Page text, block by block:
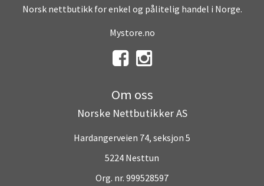
Norsk nettbutikk for enkel og pålitelig handel i Norge.
Mystore.no
Om oss
Norske Nettbutikker AS
Hardangerveien 74, seksjon 5
5224 Nesttun
Org. nr. 999528597